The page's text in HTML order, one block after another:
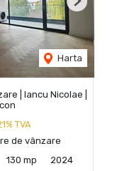
Harta
Next
| Iancu Nicolae |
TVA
de vânzare
130 mp 2024